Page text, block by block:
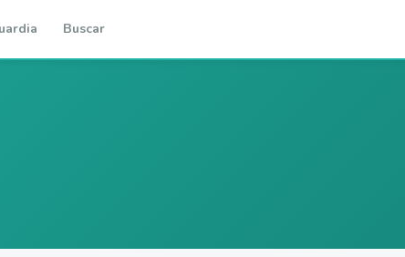
Buscar